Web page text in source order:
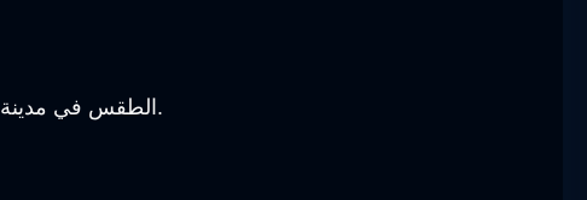
الطقس في مدينة ممتع لجميع الموجودين به أو الزائرين, وذلك يعود إلى أن في فصل الشتاء تتساقط الثلوج بكمية كبيرة.